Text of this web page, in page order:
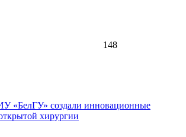
148
«БелГУ» создали инновационные
хирургии